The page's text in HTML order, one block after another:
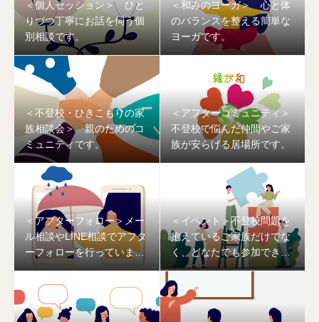
＜個人セッション＞ ひと
りづつ丁寧にお話を伺う個
別相談です。
＜和みのヨーガ＞ 心と体
のバランスを整える簡単な
ヨーガです。
＜不登校・ひきこもりの家
族相談会＞ 親のためのコ
ミュニティです。
＜アフターコミュニティ＞
不登校で悩んだ仲間やご家
族が安らげる居場所です。
＜アフターフォロー＞メー
ル相談やLINE相談でアフタ
ーフォローを行っていま
＜イベント＞不登校問題を
抱えているご家族だけでな
く、どなたでも参加できる
共同開催のワークショップ